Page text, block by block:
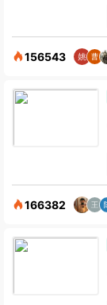
156543
166382